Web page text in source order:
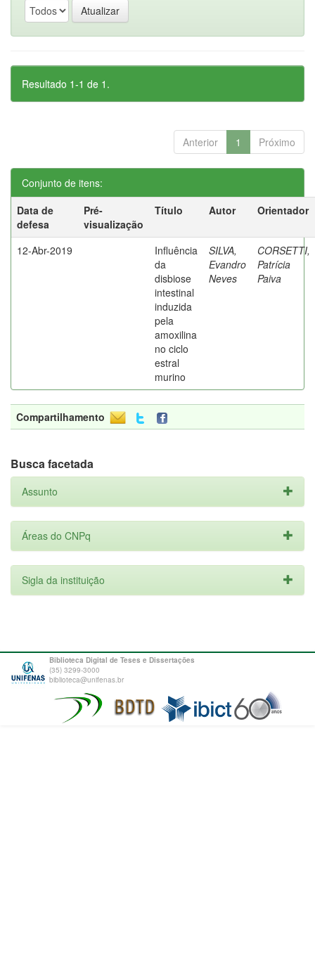
Resultado 1-1 de 1.
Anterior 1 Próximo
Conjunto de itens:
Data de
defesa
Pré-
visualização
Título Autor Orientador
12-Abr-2019
Influência
da
disbiose
intestinal
induzida
pela
amoxilina
no ciclo
estral
murino
SILVA,
Evandro
Neves
CORSETTI,
Patrícia
Paiva
Compartilhamento
Busca facetada
Assunto
Áreas do CNPq
Sigla da instituição
Biblioteca Digital de Teses e Dissertações
(35) 3299-3000
biblioteca@unifenas.br